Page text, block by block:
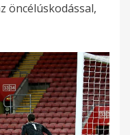
öncélúskodással,